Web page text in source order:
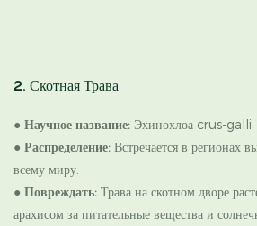
2. Скотная Трава
● Научное название: Эхинохлоа crus-galli
● Распределение: Встречается в регионах
всему миру.
● Повреждать: Трава на скотном дворе
арахисом за питательные вещества и